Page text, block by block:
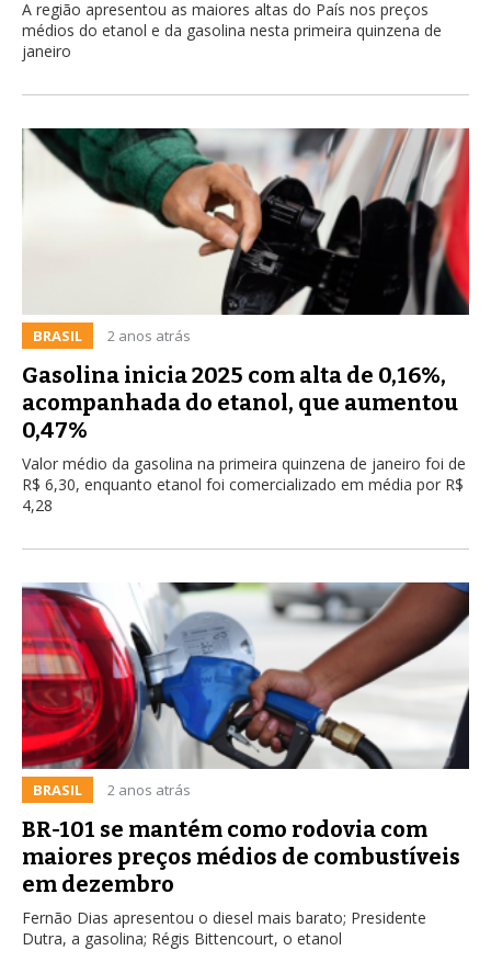
A região apresentou as maiores altas do País nos preços
médios do etanol e da gasolina nesta primeira quinzena de
janeiro
BRASIL 2 anos atrás
Gasolina inicia 2025 com alta de 0,16%,
acompanhada do etanol, que aumentou
0,47%
Valor médio da gasolina na primeira quinzena de janeiro foi de
R$ 6,30, enquanto etanol foi comercializado em média por R$
4,28
BRASIL 2 anos atrás
BR-101 se mantém como rodovia com
maiores preços médios de combustíveis
em dezembro
Fernão Dias apresentou o diesel mais barato; Presidente
Dutra, a gasolina; Régis Bittencourt, o etanol